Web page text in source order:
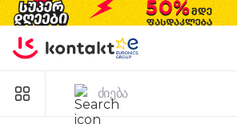
Skip to Content